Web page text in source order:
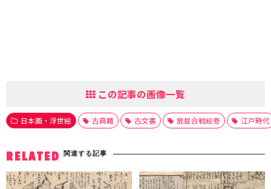
この記事の画像一覧
日本画・浮世絵 古典籍 古文書 放屁合戦絵巻 江戸時代
RELATED 関連する記事